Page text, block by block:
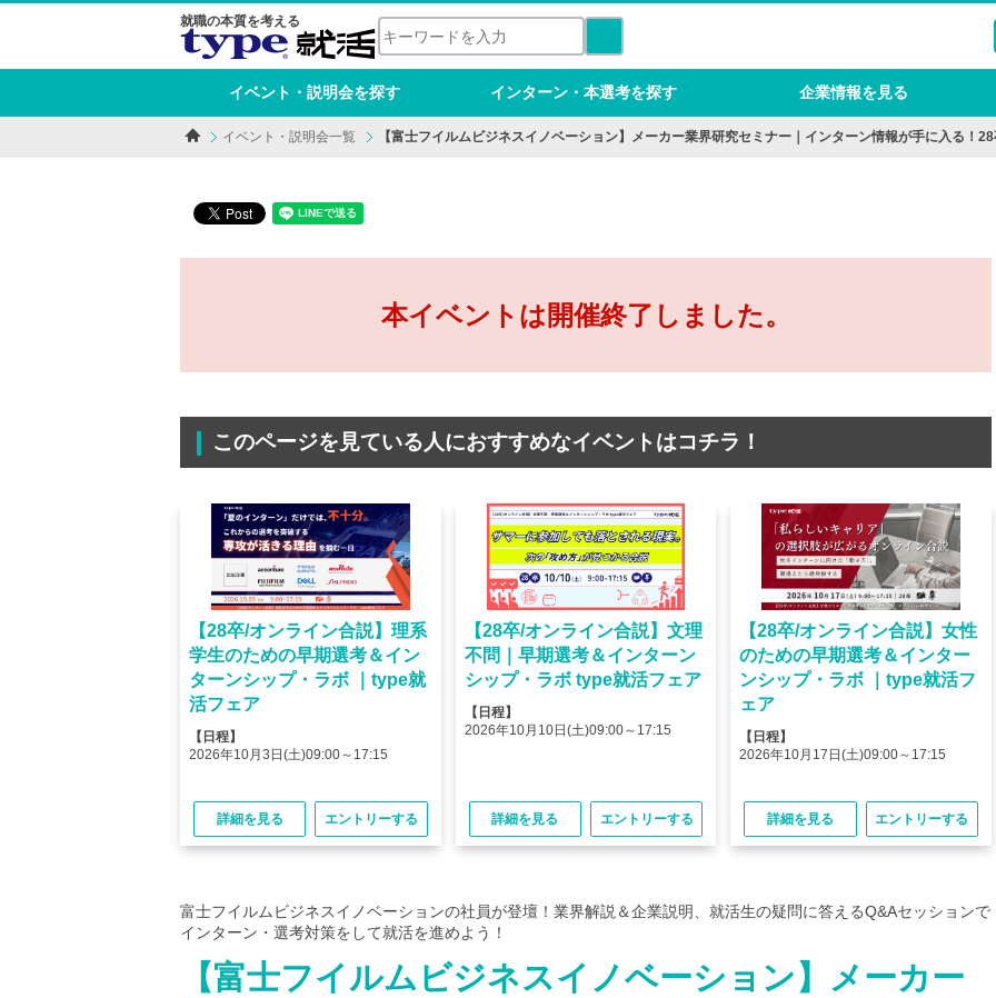
就職の本質を考える
イベント・説明会を探す インターン・本選考を探す 企業情報を見る
イベント・説明会一覧 【富士フイルムビジネスイノベーション】メーカー業界研究セミナー｜インターン情報が手に入る！
本イベントは開催終了しました。
このページを見ている人におすすめなイベントはコチラ！
【28卒/オンライン合説】理系
学生のための早期選考＆イン
ターンシップ・ラボ ｜type就
活フェア
【日程】
2026年10月3日(土)09:00～17:15
詳細を見る エントリーする
【28卒/オンライン合説】文理
不問｜早期選考＆インターン
シップ・ラボ type就活フェア
【日程】
2026年10月10日(土)09:00～17:15
詳細を見る エントリーする
【28卒/オンライン合説】女性
のための早期選考＆インター
ンシップ・ラボ ｜type就活フ
ェア
【日程】
2026年10月17日(土)09:00～17:15
詳細を見る エントリーする
富士フイルムビジネスイノベーションの社員が登壇！業界解説＆企業説明、就活生の疑問に答えるQ&Aセッションで
インターン・選考対策をして就活を進めよう！
【富士フイルムビジネスイノベーション】メーカー